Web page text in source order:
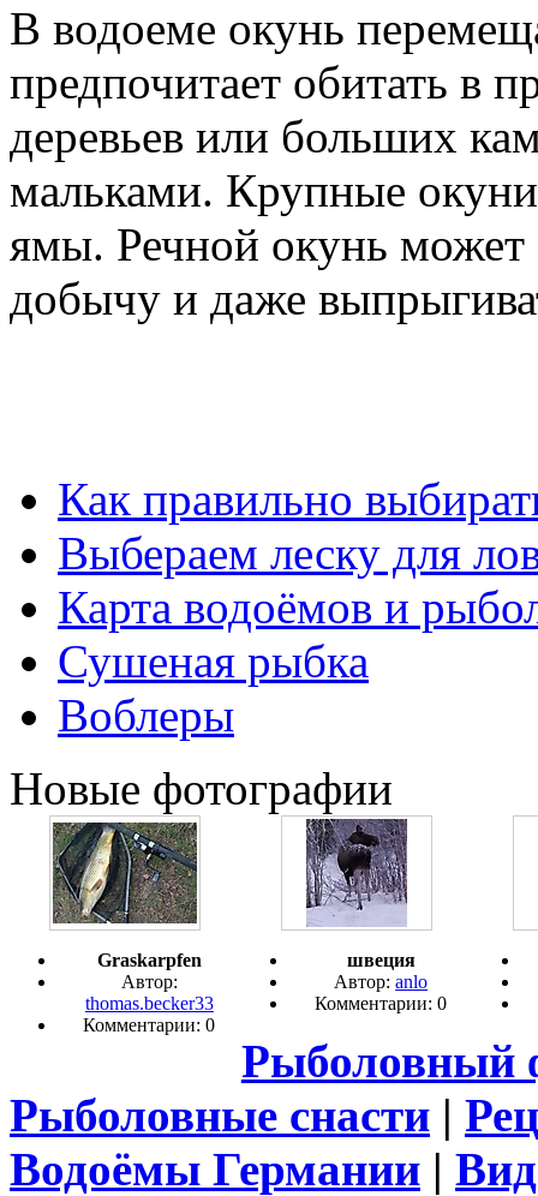
В водоеме окунь
предпочитает обитать в
деревьев или больших
мальками. Крупные
ямы. Речной окунь может
добычу и даже
Как правильно
Выбераем леску для
Карта водоёмов и
Сушеная рыбка
Воблеры
Новые фотографии
Graskarpfen
Автор:
thomas.becker33
Комментарии: 0
швеция
Автор:anlo
Комментарии: 0
Рыболовный
Рыболовные снасти |
Водоёмы Германии |